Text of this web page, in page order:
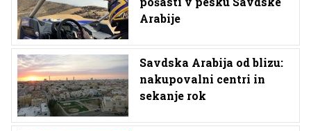
Arabije
Savdska Arabija od blizu:
nakupovalni centri in
sekanje rok